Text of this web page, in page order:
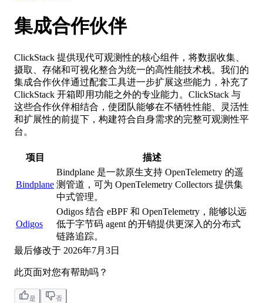
集成合作伙伴
ClickStack 提供现代可观测性的核心组件，将数据收集、
摄取、存储和可视化整合为统一的高性能技术栈。我们的
集成合作伙伴通过配套工具进一步扩展这些能力，补充了
ClickStack 开箱即用功能之外的专业能力。ClickStack 与
这些合作伙伴相结合，使团队能够在不牺牲性能、灵活性
和扩展性的前提下，构建符合自身需求的完整可观测性平
台。
项目 描述
Bindplane
Bindplane 是一款原生支持 OpenTelemetry 的遥
测管道，可为 OpenTelemetry Collectors 提供集
中式管理。
Odigos
Odigos 结合 eBPF 和 OpenTelemetry，能够以远
低于字节码 agent 的开销提供更深入的分布式
链路追踪。
最后修改于 2026年7月3日
此页面对您有帮助吗？
是 否